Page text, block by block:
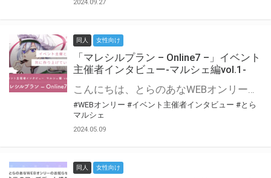
2024.09.27
同人 女性向け
「マレシルプラン – Online7 –」イベント
主催者インタビュー-マルシェ編vol.1-
こんにちは、とらのあなWEBオンリー運営スタッフです。 新たにお届けする、イベント主催者インタビュー-マルシェ編-は、 とらのあなWEBオンリー「マルシェ」をご利用した主催様に 「マルシェ」を使って開催した感想や心がけをお聞きする企画です。 今回は、WEBオンリー開催7回目迎えた「マレシルプラン – Online7 –」より、 主催の玉川うた様にお話を伺いました。 ▼マレシルプランのインタビュー前回記事 「イベント主催者インタビュー vol.6」はこちら 協力：玉川うた様（マレシルプラン実行委員会 代表）／イベント公式Twitter（@mallesil_plan） とらのあなWEBオンリー「マルシェ」とは？ WEBオンリーでリアルタイムでコミュニケーションがとれるオンライン会場です。
#WEBオンリー #イベント主催者インタビュー #とら
マルシェ
2024.05.09
同人 女性向け